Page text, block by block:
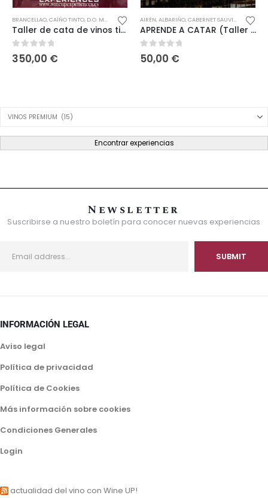
BRANCELLAO,CAÍÑO TINTO, D.O. MONTERREI D.O. RÍAS BAIXAS,D.O. RIBEIRA SACRA, D.O. RIBEIRO
Taller de cata de vinos tintos «CASTAS GALLEGAS»
0out of 5
350,00 €
AIRÉN, ALBARIÑO,CABERNET SAUVIGNON ,
APRENDE A CATAR (Taller de 4 horas)
0out of 5
50,00 €
Product Category Dropdown
Encontrar experiencias
Newsletter
Suscribirse a nuestro boletín para conocer nuevas experiencias
INFORMACIÓN LEGAL
Aviso legal
Política de privacidad
Política de Cookies
Más información sobre cookies
Condiciones Generales
Login
actualidad del vino con Wine UP!